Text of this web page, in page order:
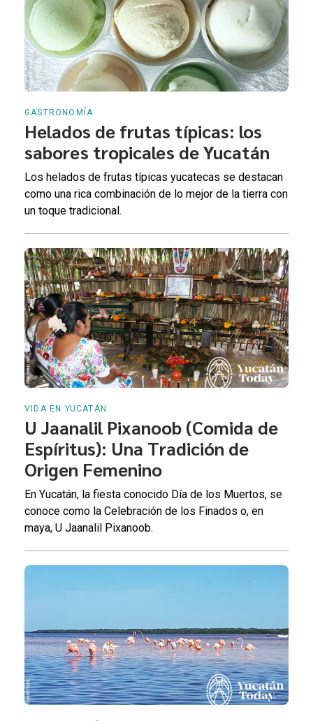
GASTRONOMÍA
Helados de frutas típicas: los
sabores tropicales de Yucatán
Los helados de frutas típicas yucatecas se destacan
como una rica combinación de lo mejor de la tierra con
un toque tradicional.
VIDA EN YUCATÁN
U Jaanalil Pixanoob (Comida de
Espíritus): Una Tradición de
Origen Femenino
En Yucatán, la fiesta conocido Día de los Muertos, se
conoce como la Celebración de los Finados o, en
maya, U Jaanalil Pixanoob.